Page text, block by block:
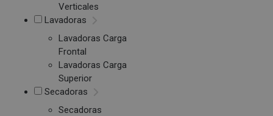
Verticales
Lavadoras
Lavadoras Carga
Frontal
Lavadoras Carga
Superior
Secadoras
Secadoras